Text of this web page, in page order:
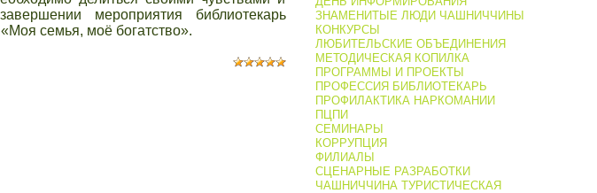
мероприятия библиотекарь
семья, моё богатство».
ЗНАМЕНИТЫЕ ЛЮДИ ЧАШНИЧЧИНЫ
КОНКУРСЫ
ЛЮБИТЕЛЬСКИЕ ОБЪЕДИНЕНИЯ
МЕТОДИЧЕСКАЯ КОПИЛКА
ПРОГРАММЫ И ПРОЕКТЫ
ПРОФЕССИЯ БИБЛИОТЕКАРЬ
ПРОФИЛАКТИКА НАРКОМАНИИ
ПЦПИ
СЕМИНАРЫ
КОРРУПЦИЯ
ФИЛИАЛЫ
СЦЕНАРНЫЕ РАЗРАБОТКИ
ЧАШНИЧЧИНА ТУРИСТИЧЕСКАЯ